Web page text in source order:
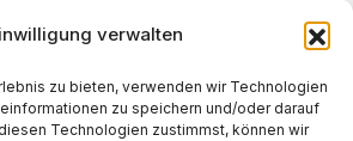
verwalten
zu bieten, verwenden wir Technologien
zu speichern und/oder darauf
Technologien zustimmst, können wir
meine E-Mail-Adresse und meine
speichern.